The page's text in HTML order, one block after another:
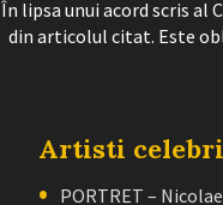
În lipsa unui acord scris al
din articolul citat. Este
Artisti celebri
PORTRET – Nicolae